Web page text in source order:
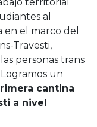
al
en el marco del
Travesti,
personas trans
un
cantina
a nivel